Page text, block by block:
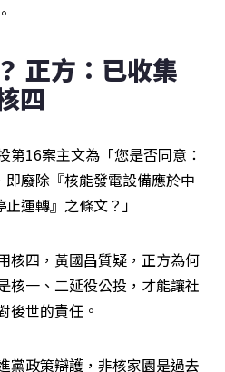
正方：已收集
四
第16案主文為「您是否同意：
廢除『核能發電設備應於中
運轉』之條文？」
核四，黃國昌質疑，正方為何
核一、二延役公投，才能讓社
後世的責任。
黨政策辯護，非核家園是過去